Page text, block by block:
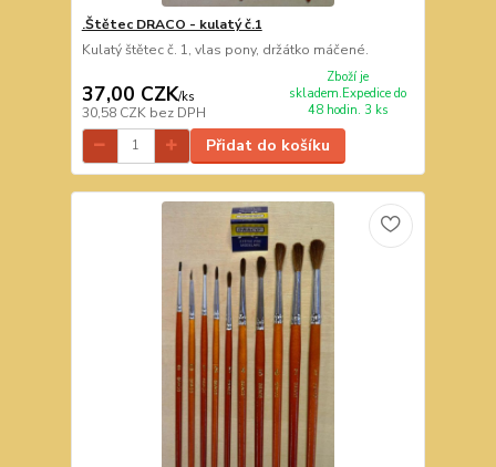
.Štětec DRACO - kulatý č.1
Kulatý štětec č. 1, vlas pony, držátko máčené.
37,00 CZK/ks
30,58 CZK bez DPH
Zboží je
skladem.Expedice do
48 hodin. 3 ks
Přidat do košíku